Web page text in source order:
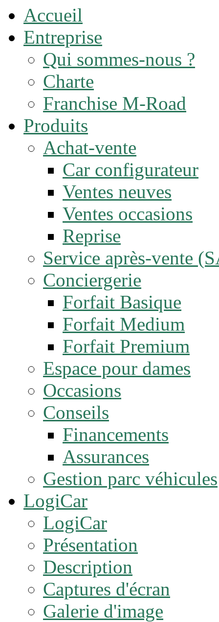
Accueil
Entreprise
Qui sommes-nous ?
Charte
Franchise M-Road
Produits
Achat-vente
Car configurateur
Ventes neuves
Ventes occasions
Reprise
Service après-vente
Conciergerie
Forfait Basique
Forfait Medium
Forfait Premium
Espace pour dames
Occasions
Conseils
Financements
Assurances
Gestion parc véhicules
LogiCar
LogiCar
Présentation
Description
Captures d'écran
Galerie d'image